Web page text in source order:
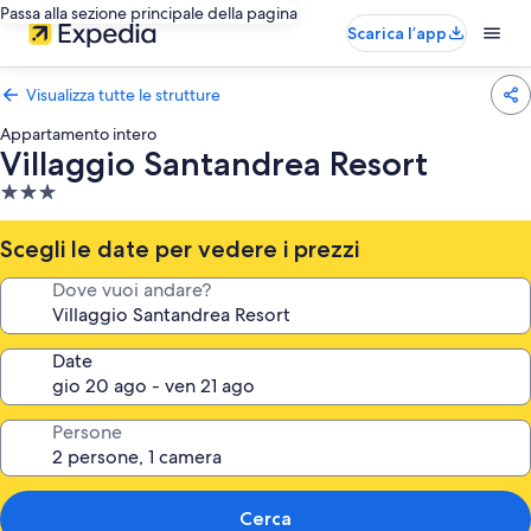
Passa alla sezione principale della pagina
Scarica l’app
Visualizza tutte le strutture
Appartamento intero
Villaggio Santandrea Resort
Struttura
a
3.0
stelle
Scegli le date per vedere i prezzi
Dove vuoi andare?
Date
Persone
Cerca